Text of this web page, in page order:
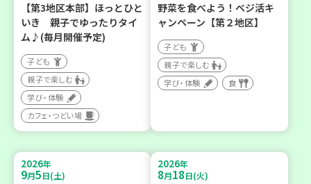
【第3地区本部】ほっとひと
いき 親子でゆったりタイ
ム♪(毎月開催予定)
子ども
親子で楽しむ
学び・体験
カフェ・つどい場
野菜を食べよう！ベジ活キ
ャンペーン【第２地区】
子ども
親子で楽しむ
学び・体験
食
2026年
9月5日(土)
2026年
8月18日(火)